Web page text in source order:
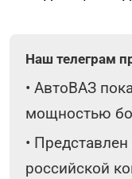
Наш телеграм
• АвтоВАЗ
мощностью
•
российской